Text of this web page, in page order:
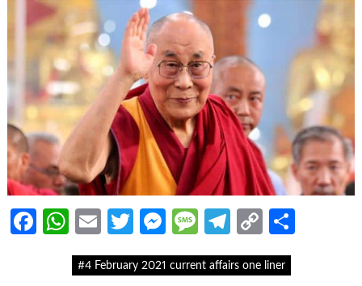
Facebook
WhatsApp
EmailTwitter
Messenger
Message
Telegram
Copy
#4 February 2021 current affairs one liner